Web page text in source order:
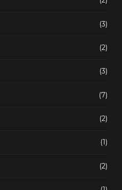
(3)
(2)
(3)
(7)
(2)
(1)
(2)